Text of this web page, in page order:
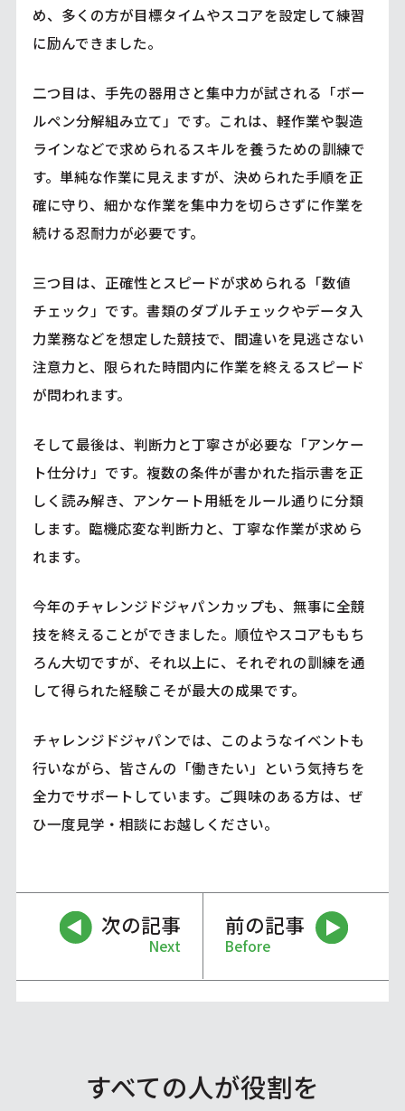
め、多くの方が目標タイムやスコアを設定して練習
に励んできました。
二つ目は、手先の器用さと集中力が試される「ボー
ルペン分解組み立て」です。これは、軽作業や製造
ラインなどで求められるスキルを養うための訓練で
す。単純な作業に見えますが、決められた手順を正
確に守り、細かな作業を集中力を切らさずに作業を
続ける忍耐力が必要です。
三つ目は、正確性とスピードが求められる「数値
チェック」です。書類のダブルチェックやデータ入
力業務などを想定した競技で、間違いを見逃さない
注意力と、限られた時間内に作業を終えるスピード
が問われます。
そして最後は、判断力と丁寧さが必要な「アンケー
ト仕分け」です。複数の条件が書かれた指示書を正
しく読み解き、アンケート用紙をルール通りに分類
します。臨機応変な判断力と、丁寧な作業が求めら
れます。
今年のチャレンジドジャパンカップも、無事に全競
技を終えることができました。順位やスコアももち
ろん大切ですが、それ以上に、それぞれの訓練を通
して得られた経験こそが最大の成果です。
チャレンジドジャパンでは、このようなイベントも
行いながら、皆さんの「働きたい」という気持ちを
全力でサポートしています。ご興味のある方は、ぜ
ひ一度見学・相談にお越しください。
次の記事
Next
前の記事
Before
すべての人が役割を